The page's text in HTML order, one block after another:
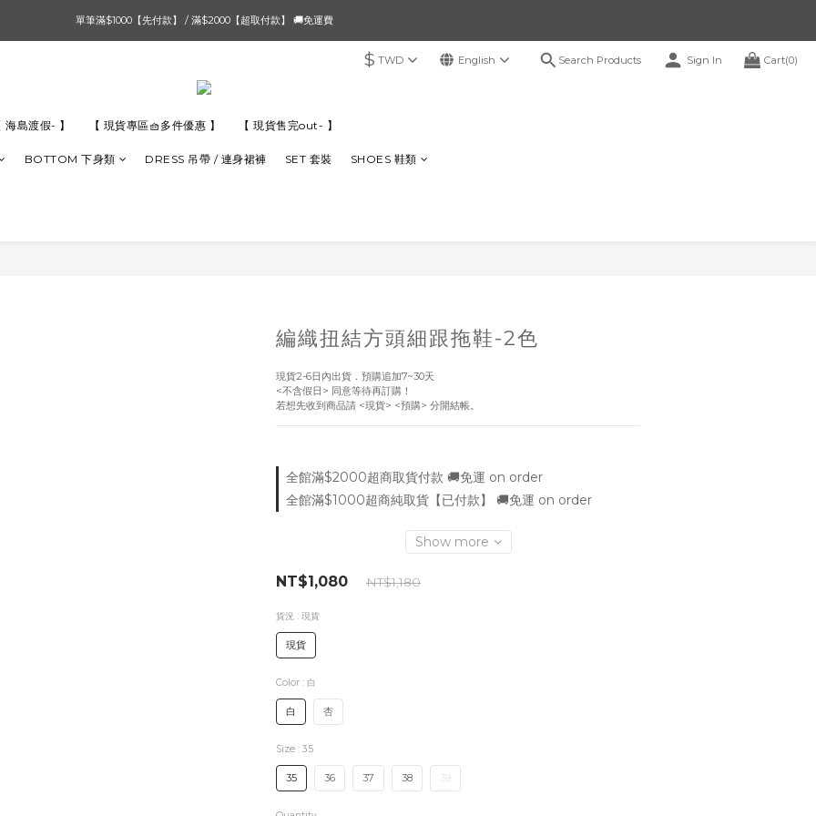
單筆滿$1000【先付款】 / 滿$2000【超取付款】 🚚免運費
單筆滿$1000【先付款】 / 滿$2000【超取付款】 🚚免運費
$ TWD English Search Products Sign In Cart(0)
海島渡假- 】 【 現貨專區🧺多件優惠 】 【 現貨售完out- 】
BOTTOM 下身類 DRESS 吊帶 / 連身裙褲 SET 套裝 SHOES 鞋類
編織扭結方頭細跟拖鞋-2色
現貨2-6日內出貨．預購追加7~30天
<不含假日> 同意等待再訂購！
若想先收到商品請 <現貨> <預購> 分開結帳。
全館滿$2000超商取貨付款 🚚免運 on order
全館滿$1000超商純取貨【已付款】 🚚免運 on order
Show more
NT$1,080 NT$1,180
貨況 : 現貨
現貨
Color : 白
白 杏
Size : 35
35 36 37 38 39